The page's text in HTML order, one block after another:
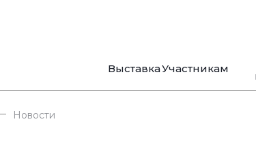
ВыставкаУчастникам
Новости